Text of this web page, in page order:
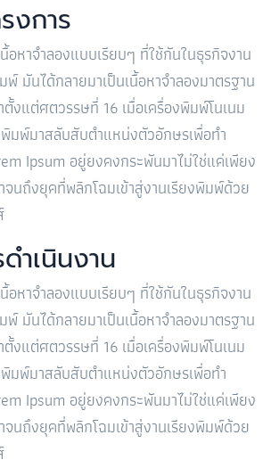
งการ
อหาจำลองแบบเรียบๆ ที่ใช้กันในธุรกิจงาน
มันได้กลายมาเป็นเนื้อหาจำลองมาตรฐาน
งแต่ศตวรรษที่ 16 เมื่อเครื่องพิมพ์โนเนม
มพ์มาสลับสับตำแหน่งตัวอักษรเพื่อทำ
Ipsum อยู่ยงคงกระพันมาไม่ใช่แค่เพียง
นถึงยุคที่พลิกโฉมเข้าสู่งานเรียงพิมพ์ด้วย
ำเนินงาน
อหาจำลองแบบเรียบๆ ที่ใช้กันในธุรกิจงาน
มันได้กลายมาเป็นเนื้อหาจำลองมาตรฐาน
งแต่ศตวรรษที่ 16 เมื่อเครื่องพิมพ์โนเนม
มพ์มาสลับสับตำแหน่งตัวอักษรเพื่อทำ
Ipsum อยู่ยงคงกระพันมาไม่ใช่แค่เพียง
นถึงยุคที่พลิกโฉมเข้าสู่งานเรียงพิมพ์ด้วย